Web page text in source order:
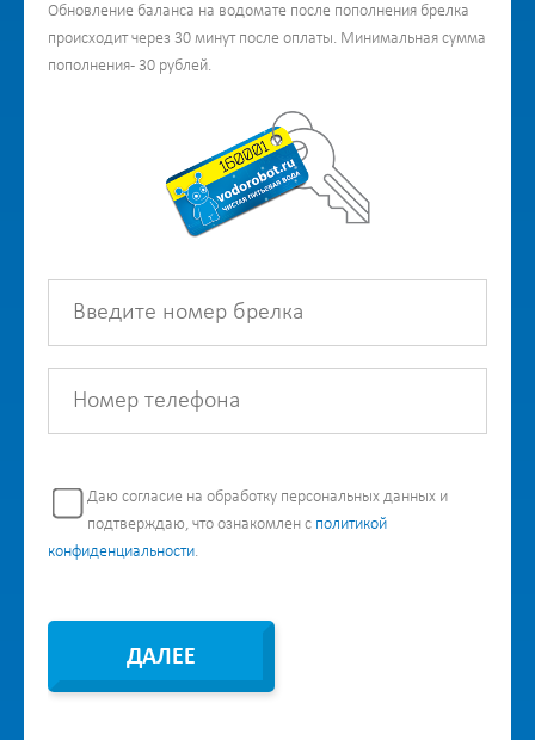
Обновление баланса на водомате после пополнения брелка
происходит через 30 минут после оплаты. Минимальная сумма
пополнения - 30 рублей.
Даю согласие на обработку персональных данных и
подтверждаю, что ознакомлен с политикой
конфиденциальности.
ДАЛЕЕ